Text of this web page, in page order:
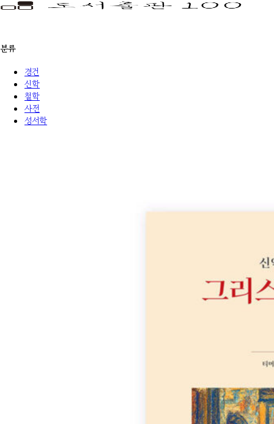
분류
경건
신학
철학
사전
성서학